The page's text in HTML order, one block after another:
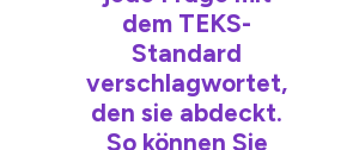
dem TEKS-
Standard
verschlagwortet,
den sie abdeckt.
So können Sie